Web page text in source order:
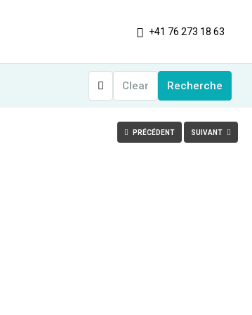
+41 76 273 18 63
Clear Recherche
PRÉCÉDENT SUIVANT